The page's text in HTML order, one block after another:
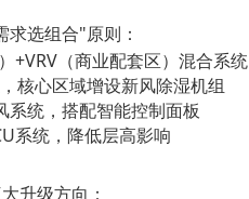
选组合"原则：
+VRV（商业配套区）混合系统
核心区域增设新风除湿机组
系统，搭配智能控制面板
系统，降低层高影响
升级方向：